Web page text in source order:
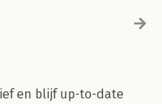
en blijf up-to-date